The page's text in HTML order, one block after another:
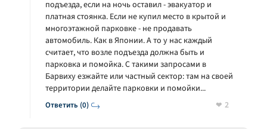
Ответить (0)
подъезда, если на ночь оставил - эвакуатор и
платная стоянка. Если не купил место в крытой и
многоэтажной парковке - не продавать
автомобиль. Как в Японии. А то у нас каждый
считает, что возле подъезда должна быть и
парковка и помойка. С такими запросами в
Барвиху езжайте или частный сектор: там на своей
территории делайте парковки и помойки...
2